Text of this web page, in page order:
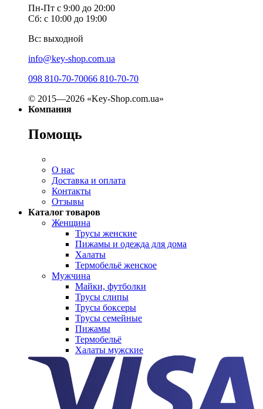
Пн-Пт с 9:00 до 20:00
Сб: с 10:00 до 19:00
Вс: выходной
info@key-shop.com.ua
098 810-70-70066 810-70-70
© 2015—2026 «Key-Shop.com.ua»
Компания
Помощь
О нас
Доставка и оплата
Контакты
Отзывы
Каталог товаров
Женщина
Трусы женские
Пижамы и одежда для дома
Халаты
Термобельё женское
Мужчина
Майки, футболки
Трусы слипы
Трусы боксеры
Трусы семейные
Пижамы
Термобельё
Халаты мужские